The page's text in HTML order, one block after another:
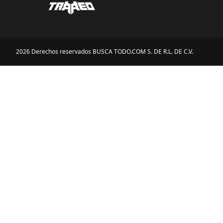
2026 Derechos reservados BUSCA TODO.COM S. DE R.L. DE C.V.